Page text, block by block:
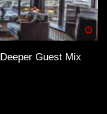
Guest Mix